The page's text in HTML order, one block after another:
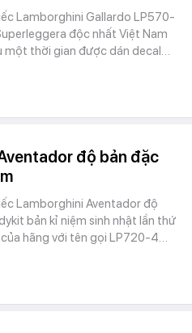
Lamborghini Gallardo LP570-
độc nhất Việt Nam
một thời gian được dán decal…
độ bản đặc
Lamborghini Aventador độ
bản kỉ niệm sinh nhật lần thứ
hãng với tên gọi LP720-4…